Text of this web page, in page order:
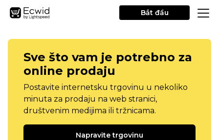
Bắt đầu
Sve što vam je potrebno za
online prodaju
Postavite internetsku trgovinu u nekoliko
minuta za prodaju na web stranici,
društvenim medijima ili tržnicama.
Napravite trgovinu